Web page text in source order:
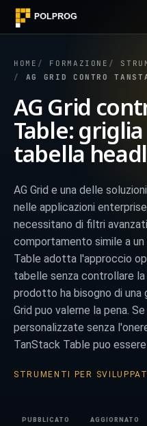
HOME FORMAZIONE
AG GRID CONTRO TANSTACK TABLE: GRIGLIA ENTERPRISE O
AG Grid
Table:
tabella
AG Grid e una delle
nelle applicazioni
necessitano di filtri
comportamento simile a
Table adotta l'approccio
tabelle senza controllare
prodotto ha bisogno di una
Grid puo valerne la pena.
personalizzate senza
TanStack Table puo
STRUMENTI PER
PUBBLICATO AGGIORNATO